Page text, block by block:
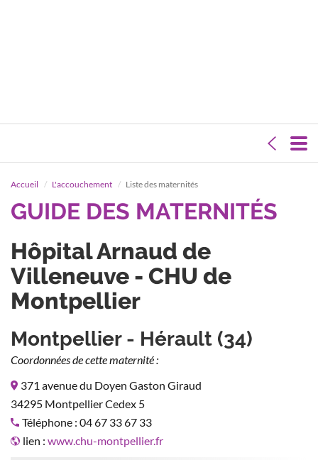
Accueil L'accouchement Liste des maternités
GUIDE DES MATERNITÉS
Hôpital Arnaud de
Villeneuve - CHU de
Montpellier
Montpellier - Hérault (34)
Coordonnées de cette maternité :
371 avenue du Doyen Gaston Giraud
34295 Montpellier Cedex 5
Téléphone : 04 67 33 67 33
lien : www.chu-montpellier.fr